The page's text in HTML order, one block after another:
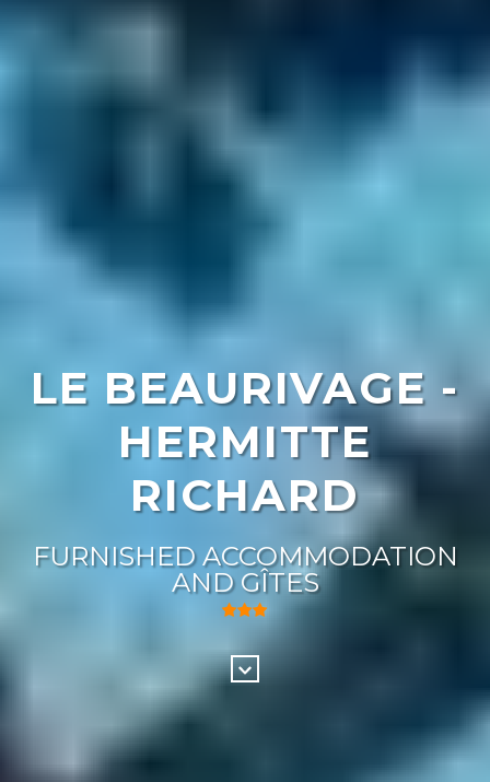
LE BEAURIVAGE -
HERMITTE
RICHARD
FURNISHED ACCOMMODATION
AND GÎTES